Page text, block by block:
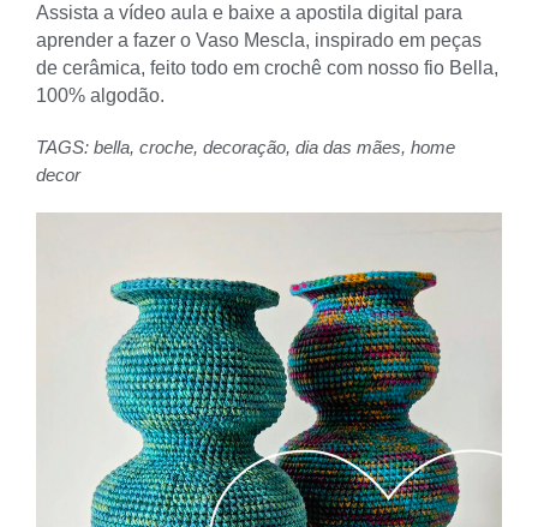
Assista a vídeo aula e baixe a apostila digital para
aprender a fazer o Vaso Mescla, inspirado em peças
de cerâmica, feito todo em crochê com nosso fio Bella,
100% algodão.
TAGS: bella, croche, decoração, dia das mães, home
decor